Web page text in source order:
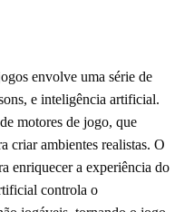
envolve uma série de
e inteligência artificial.
motores de jogo, que
criar ambientes realistas. O
enriquecer a experiência do
controla o